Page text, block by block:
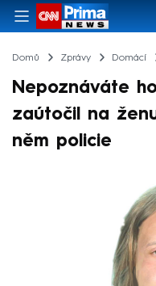
Domů Zprávy Domácí
Nepoznáváte
zaútočil na
něm policie